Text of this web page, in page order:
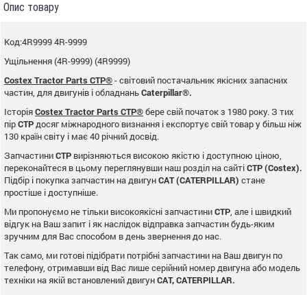
Опис товару
Код:4R9999 4R-9999
Ущільнення (4R-9999) (4R9999)
Costex Tractor Parts CTP®- світовий постачальник якісних запасних
частин, для двигунів і обладнаньCaterpillar®.
ІсторіяCostex Tractor Parts CTP®бере свій початок з 1980 року. З тих
пірCTP досяг міжнародного визнання і експортує свій товар у більш ніж
130 країн світу і має 40 річний досвід.
ЗапчастиниCTP вирізняються високою якістю і доступною ціною,
переконайтеся в цьому переглянувши наш розділ на сайтіCTP (Costex).
Підбір і покупка запчастин на двигунCAT (CATERPILLAR) стане
простіше і доступніше.
Ми пропонуємо не тільки високоякісні запчастиниCTP , але і швидкий
відгук на Ваш запит і як наслідок відправка запчастин будь-яким
зручним для Вас способом в день звернення до нас.
Так само, ми готові підібрати потрібні запчастини на Ваш двигун по
телефону, отримавши від Вас лише серійний номер двигуна або модель
техніки на якій встановлений двигунCAT, CATERPILLAR.